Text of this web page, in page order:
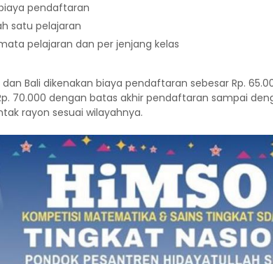
pendaftaran
satu pelajaran
pelajaran dan per jenjang kelas
Bali dikenakan biaya pendaftaran sebesar Rp.
70.000 dengan batas akhir pendaftaran sampai
rayon sesuai wilayahnya.